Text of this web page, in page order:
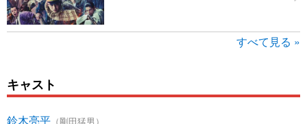
すべて見る »
キャスト
鈴木亮平 （剛田猛男）